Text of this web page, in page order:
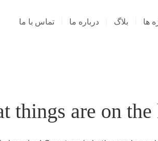
ها بلاگ درباره ما تماس با ما
things are on